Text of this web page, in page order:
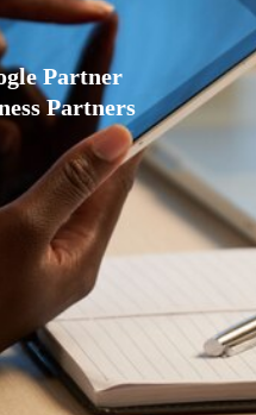
Partner
Partners